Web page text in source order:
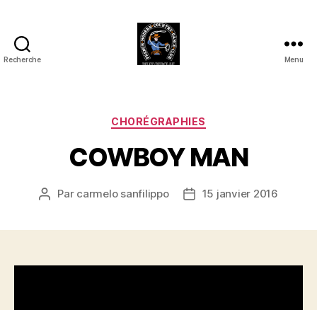
Recherche
de
Billy-
Berclau
(62)
Menu
Catégories
CHORÉGRAPHIES
COWBOY MAN
Auteur
Par carmelo sanfilippo
Date15 janvier 2016